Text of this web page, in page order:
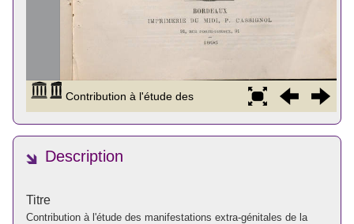
Description
Titre
Contribution à l'étude des manifestations extra-génitales de la